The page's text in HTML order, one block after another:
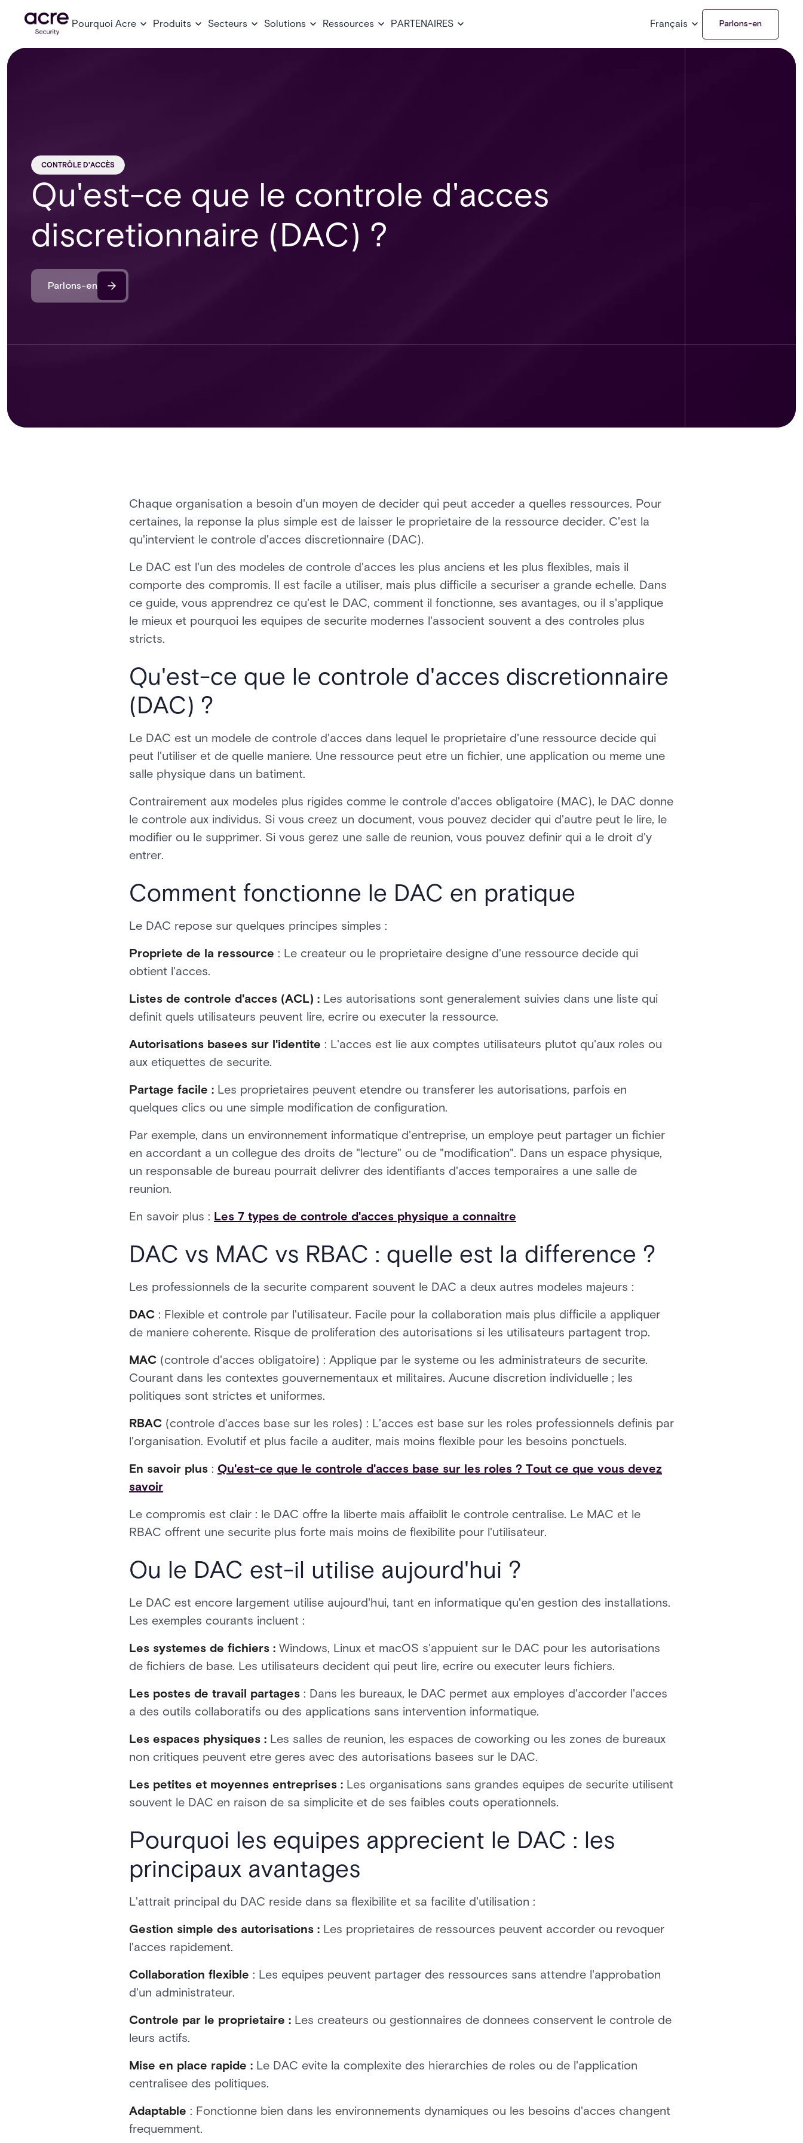
Pourquoi Acre Produits Secteurs Solutions Ressources PARTENAIRES Français Parlons-en
CONTRÔLE D'ACCÈS
Qu'est-ce que le controle d'acces
discretionnaire (DAC) ?
Parlons-en
Chaque organisation a besoin d'un moyen de decider qui peut acceder a quelles ressources. Pour
certaines, la reponse la plus simple est de laisser le proprietaire de la ressource decider. C'est la
qu'intervient le controle d'acces discretionnaire (DAC).
Le DAC est l'un des modeles de controle d'acces les plus anciens et les plus flexibles, mais il
comporte des compromis. Il est facile a utiliser, mais plus difficile a securiser a grande echelle. Dans
ce guide, vous apprendrez ce qu'est le DAC, comment il fonctionne, ses avantages, ou il s'applique
le mieux et pourquoi les equipes de securite modernes l'associent souvent a des controles plus
stricts.
Qu'est-ce que le controle d'acces discretionnaire
(DAC) ?
Le DAC est un modele de controle d'acces dans lequel le proprietaire d'une ressource decide qui
peut l'utiliser et de quelle maniere. Une ressource peut etre un fichier, une application ou meme une
salle physique dans un batiment.
Contrairement aux modeles plus rigides comme le controle d'acces obligatoire (MAC), le DAC donne
le controle aux individus. Si vous creez un document, vous pouvez decider qui d'autre peut le lire, le
modifier ou le supprimer. Si vous gerez une salle de reunion, vous pouvez definir qui a le droit d'y
entrer.
Comment fonctionne le DAC en pratique
Le DAC repose sur quelques principes simples :
Propriete de la ressource : Le createur ou le proprietaire designe d'une ressource decide qui
obtient l'acces.
Listes de controle d'acces (ACL) : Les autorisations sont generalement suivies dans une liste qui
definit quels utilisateurs peuvent lire, ecrire ou executer la ressource.
Autorisations basees sur l'identite : L'acces est lie aux comptes utilisateurs plutot qu'aux roles ou
aux etiquettes de securite.
Partage facile : Les proprietaires peuvent etendre ou transferer les autorisations, parfois en
quelques clics ou une simple modification de configuration.
Par exemple, dans un environnement informatique d'entreprise, un employe peut partager un fichier
en accordant a un collegue des droits de "lecture" ou de "modification". Dans un espace physique,
un responsable de bureau pourrait delivrer des identifiants d'acces temporaires a une salle de
reunion.
En savoir plus : Les 7 types de controle d'acces physique a connaitre
DAC vs MAC vs RBAC : quelle est la difference ?
Les professionnels de la securite comparent souvent le DAC a deux autres modeles majeurs :
DAC : Flexible et controle par l'utilisateur. Facile pour la collaboration mais plus difficile a appliquer
de maniere coherente. Risque de proliferation des autorisations si les utilisateurs partagent trop.
MAC (controle d'acces obligatoire) : Applique par le systeme ou les administrateurs de securite.
Courant dans les contextes gouvernementaux et militaires. Aucune discretion individuelle ; les
politiques sont strictes et uniformes.
RBAC (controle d'acces base sur les roles) : L'acces est base sur les roles professionnels definis par
l'organisation. Evolutif et plus facile a auditer, mais moins flexible pour les besoins ponctuels.
En savoir plus : Qu'est-ce que le controle d'acces base sur les roles ? Tout ce que vous devez
savoir
Le compromis est clair : le DAC offre la liberte mais affaiblit le controle centralise. Le MAC et le
RBAC offrent une securite plus forte mais moins de flexibilite pour l'utilisateur.
Ou le DAC est-il utilise aujourd'hui ?
Le DAC est encore largement utilise aujourd'hui, tant en informatique qu'en gestion des installations.
Les exemples courants incluent :
Les systemes de fichiers : Windows, Linux et macOS s'appuient sur le DAC pour les autorisations
de fichiers de base. Les utilisateurs decident qui peut lire, ecrire ou executer leurs fichiers.
Les postes de travail partages : Dans les bureaux, le DAC permet aux employes d'accorder l'acces
a des outils collaboratifs ou des applications sans intervention informatique.
Les espaces physiques : Les salles de reunion, les espaces de coworking ou les zones de bureaux
non critiques peuvent etre geres avec des autorisations basees sur le DAC.
Les petites et moyennes entreprises : Les organisations sans grandes equipes de securite utilisent
souvent le DAC en raison de sa simplicite et de ses faibles couts operationnels.
Pourquoi les equipes apprecient le DAC : les
principaux avantages
L'attrait principal du DAC reside dans sa flexibilite et sa facilite d'utilisation :
Gestion simple des autorisations : Les proprietaires de ressources peuvent accorder ou revoquer
l'acces rapidement.
Collaboration flexible : Les equipes peuvent partager des ressources sans attendre l'approbation
d'un administrateur.
Controle par le proprietaire : Les createurs ou gestionnaires de donnees conservent le controle de
leurs actifs.
Mise en place rapide : Le DAC evite la complexite des hierarchies de roles ou de l'application
centralisee des politiques.
Adaptable : Fonctionne bien dans les environnements dynamiques ou les besoins d'acces changent
frequemment.